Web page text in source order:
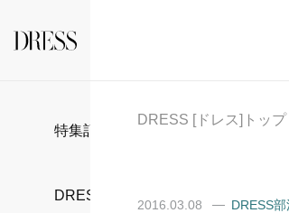
特集記事
DRESS部活
DRESS [ドレス]トップ
2016.03.08 DRESS部